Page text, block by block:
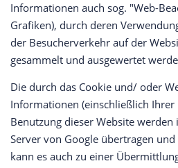
Informationen auch sog. "Web-
Grafiken), durch deren
der Besucherverkehr auf der
gesammelt und ausgewertet
Die durch das Cookie und/ oder
Informationen (einschließlich Ihrer
Benutzung dieser Website werden
Server von Google übertragen
kann es auch zu einer